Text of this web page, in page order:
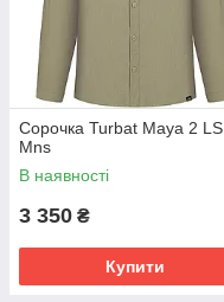
Сорочка Turbat Maya 2 LS
Mns
В наявності
3 350 ₴
Купити